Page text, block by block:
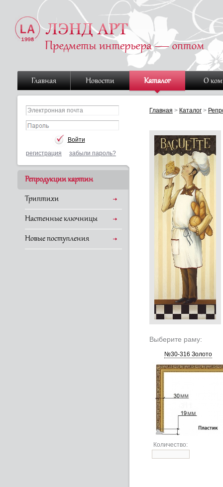
Главная Новости Каталог О
регистрация забыли пароль?
Репродукции картин
Триптихи
Настенные ключницы
Новые поступления
Главная > Каталог >
Выберите раму:
№30-316 Золото
Количество: